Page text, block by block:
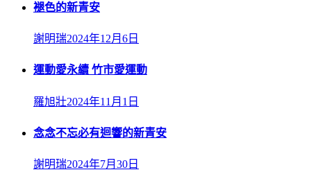
褪色的新青安
謝明瑞2024年12月6日
運動愛永續 竹市愛運動
羅旭壯2024年11月1日
念念不忘必有迴響的新青安
謝明瑞2024年7月30日